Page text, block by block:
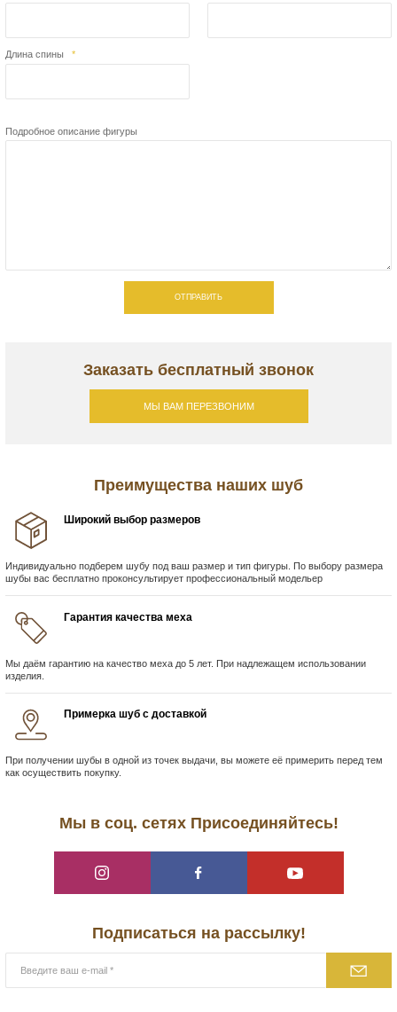
Длина спины *
Подробное описание фигуры
ОТПРАВИТЬ
Заказать бесплатный звонок
МЫ ВАМ ПЕРЕЗВОНИМ
Преимущества наших шуб
Широкий выбор размеров
Индивидуально подберем шубу под ваш размер и тип фигуры. По выбору размера
шубы вас бесплатно проконсультирует профессиональный модельер
Гарантия качества меха
Мы даём гарантию на качество меха до 5 лет. При надлежащем использовании
изделия.
Примерка шуб с доставкой
При получении шубы в одной из точек выдачи, вы можете её примерить перед тем
как осуществить покупку.
Мы в соц. сетях Присоединяйтесь!
Подписаться на рассылку!